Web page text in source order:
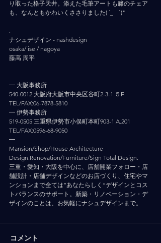
り取った格子天井。添えた毛筆アートも籐のチェア
も、なんともかわいくささりました( ´_ゝ`)"
.
ナシュデザイン - nashdesign
osaka/ ise / nagoya
藤高 周平
━ 大阪事務所
540-0012 大阪府大阪市中央区谷町2-3-1 ５F
TEL/FAX:06-7878-5810
━ 伊勢事務所
519-0505 三重県伊勢市小俣町本町903-1 A.201
TEL/FAX:0596-68-9050
━
Mansion/Shop/House Architecture
Design.Renovation/Furniture/Sign Total Design.
三重・愛知・大阪を中心に、店舗開業フォロー・店
舗設計・店舗デザインなどのお店づくり、住宅やマ
ンションまで全ては”あなたらしく”デザインとコス
トバランスのサポート。新築・リノベーション・デ
ザインのことは、お気軽にナシュデザインまで。
コメント